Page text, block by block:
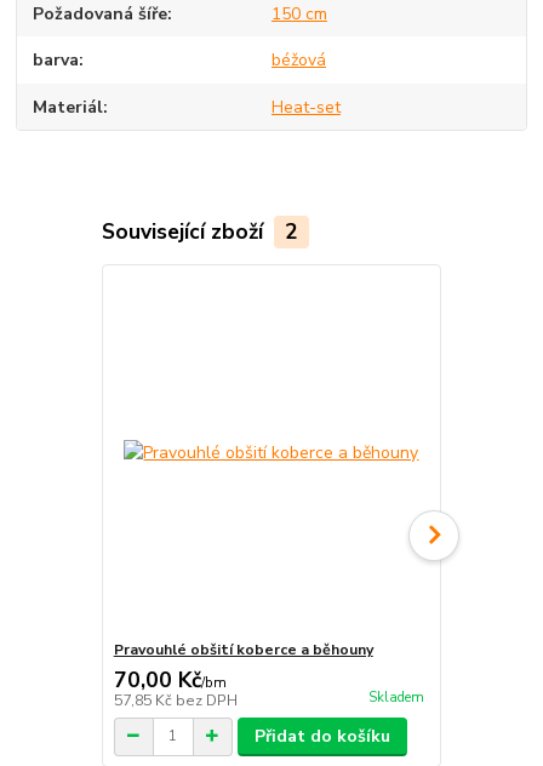
Požadovaná šíře 150 cm
barva béžová
Materiál Heat-set
Související zboží 2
Pravouhlé obšití koberce a běhouny
70,00 Kč/bm
57,85 Kč bez DPH Skladem
Přidat do košíku